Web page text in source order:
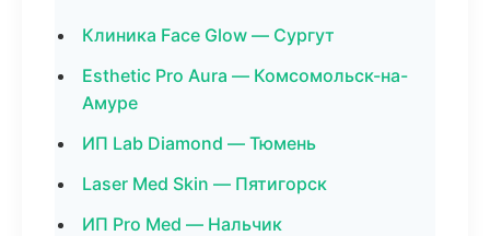
Клиника Face Glow — Сургут
Esthetic Pro Aura — Комсомольск-на-
Амуре
ИП Lab Diamond — Тюмень
Laser Med Skin — Пятигорск
ИП Pro Med — Нальчик